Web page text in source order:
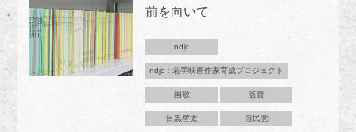
前を向いて
ndjc
ndjc：若手映画作家育成プロジェクト
国歌 監督
目黒啓太 自民党